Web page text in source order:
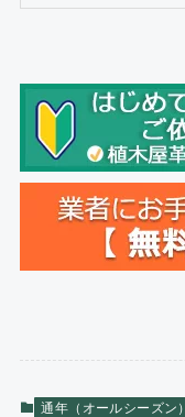
通年（オールシーズン）